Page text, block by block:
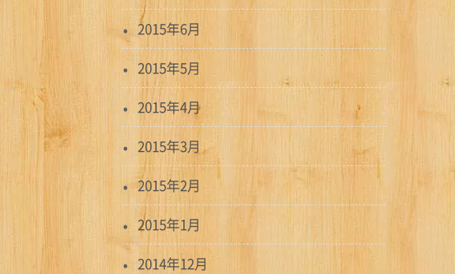
2015年6月
2015年5月
2015年4月
2015年3月
2015年2月
2015年1月
2014年12月